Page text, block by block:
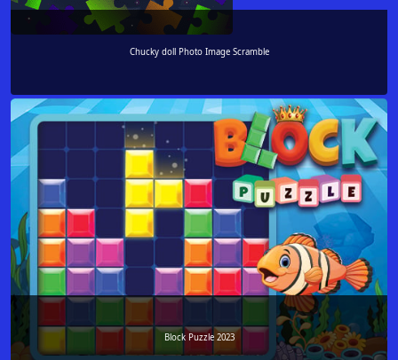
Chucky doll Photo Image Scramble
Block Puzzle 2023